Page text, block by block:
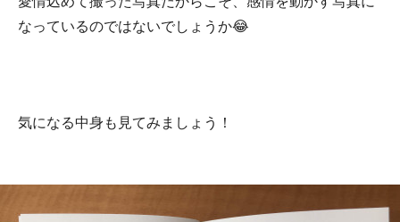
なっているのではないでしょうか😂
気になる中身も見てみましょう！